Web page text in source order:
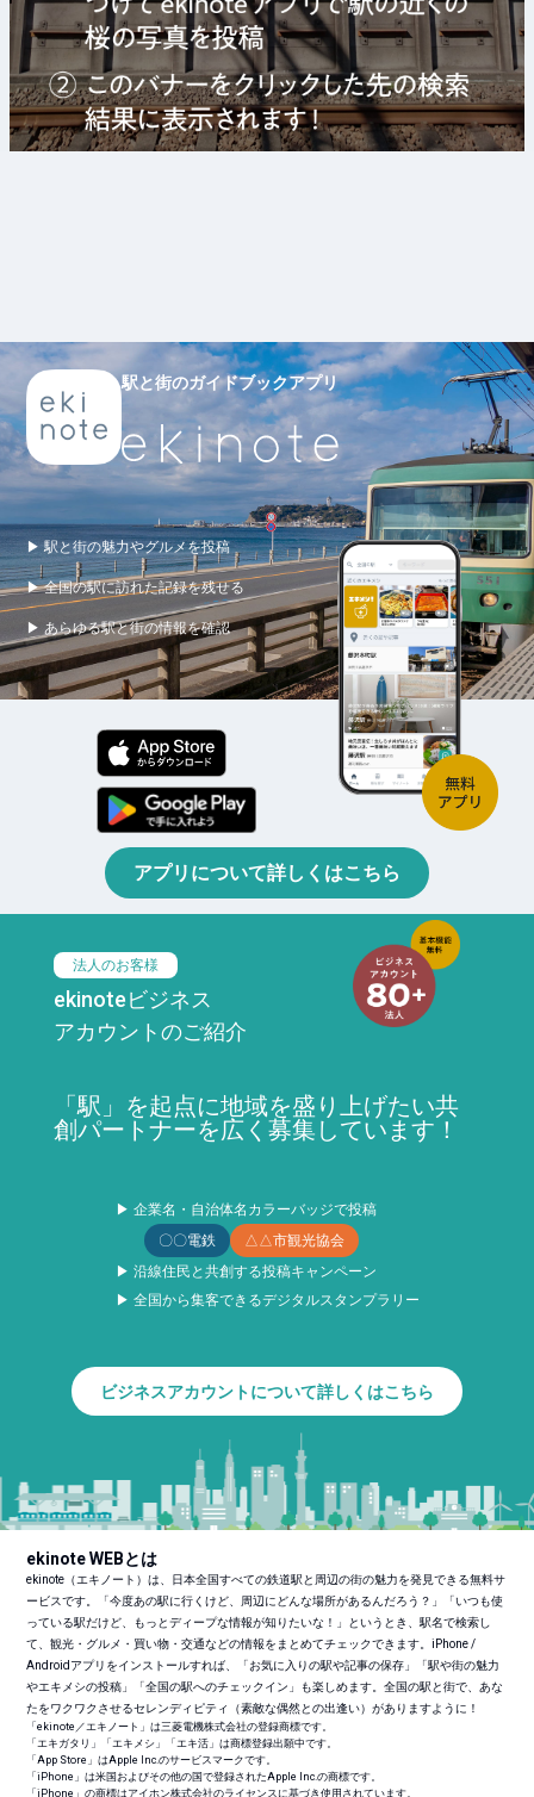
駅と街のガイドブックアプリ
▶ 駅と街の魅力やグルメを投稿
▶ 全国の駅に訪れた記録を残せる
▶ あらゆる駅と街の情報を確認
アプリについて詳しくはこちら
法人のお客様
ekinoteビジネス
アカウントのご紹介
「駅」を起点に地域を盛り上げたい共
創パートナーを広く募集しています！
▶ 企業名・自治体名カラーバッジで投稿
〇〇電鉄
△△市観光協会
▶ 沿線住民と共創する投稿キャンペーン
▶ 全国から集客できるデジタルスタンプラリー
ビジネスアカウントについて詳しくはこちら
ekinote WEBとは
ekinote（エキノート）は、日本全国すべての鉄道駅と周辺の街の魅力を発見できる無料サ
ービスです。「今度あの駅に行くけど、周辺にどんな場所があるんだろう？」「いつも使
っている駅だけど、もっとディープな情報が知りたいな！」というとき、駅名で検索し
て、観光・グルメ・買い物・交通などの情報をまとめてチェックできます。iPhone /
Androidアプリをインストールすれば、「お気に入りの駅や記事の保存」「駅や街の魅力
やエキメシの投稿」「全国の駅へのチェックイン」も楽しめます。全国の駅と街で、あな
たをワクワクさせるセレンディピティ（素敵な偶然との出逢い）がありますように！
「ekinote／エキノート」は三菱電機株式会社の登録商標です。
「エキガタリ」「エキメシ」「エキ活」は商標登録出願中です。
「App Store」はApple Inc.のサービスマークです。
「iPhone」は米国およびその他の国で登録されたApple Inc.の商標です。
「iPhone」の商標はアイホン株式会社のライセンスに基づき使用されています。